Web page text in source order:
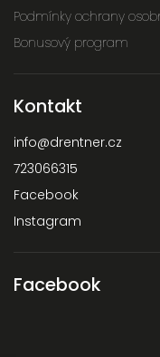
Podmínky ochrany
Bonusový program
Kontakt
info@drentner.cz
723066315
Facebook
Instagram
Facebook